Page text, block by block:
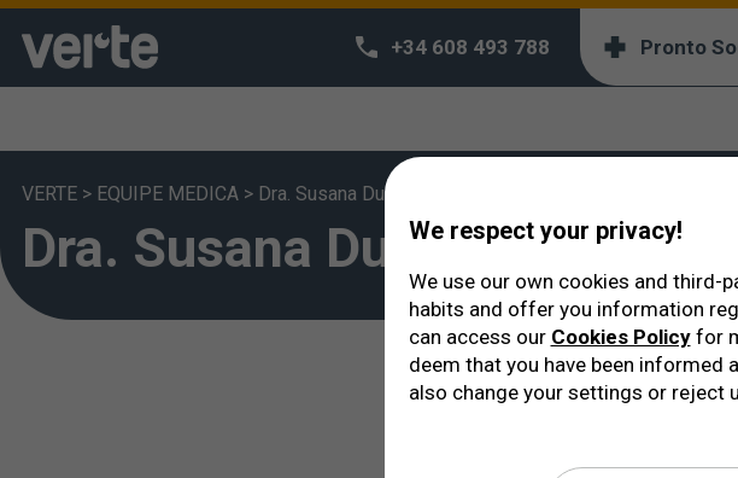
+34 608 493 788 Pronto
VERTE > EQUIPE MEDICA > Dra. Susana Duch
Dra. Susana DuchWe respect your privacy!
We use our own cookies and third-
habits and offer you information
can access our Cookies Policyfor
deem that you have been informed
also change your settings or reject